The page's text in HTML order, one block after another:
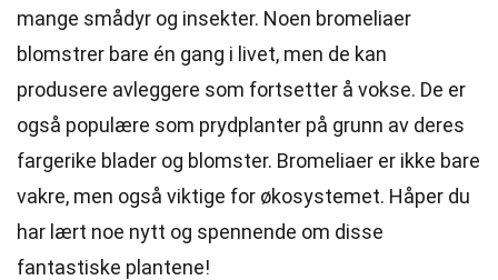
mange smådyr og insekter. Noen bromeliaer
blomstrer bare én gang i livet, men de kan
produsere avleggere som fortsetter å vokse. De er
også populære som prydplanter på grunn av deres
fargerike blader og blomster. Bromeliaer er ikke bare
vakre, men også viktige for økosystemet. Håper du
har lært noe nytt og spennende om disse
fantastiske plantene!